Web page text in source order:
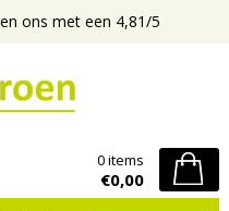
ons met een 4,81/5
0 items
€0,00